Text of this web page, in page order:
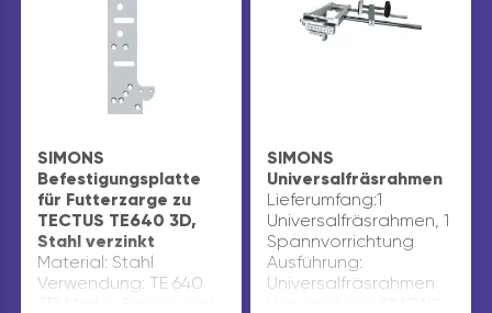
SIMONS
Befestigungsplatte
für Futterzarge zu
TECTUS TE640 3D,
Stahl verzinkt
Material: Stahl
Verwendung: TE 640
SIMONS
Universalfräsrahmen
Lieferumfang:1
Universalfräsrahmen, 1
Spannvorrichtung
Ausführung:
Universalfräsrahmen